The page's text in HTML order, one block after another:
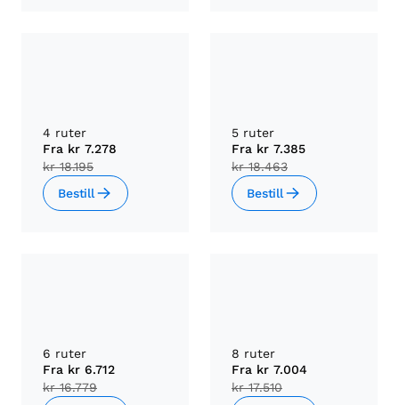
4 ruter
Fra kr 7.278
kr 18.195
Bestill
5 ruter
Fra kr 7.385
kr 18.463
Bestill
6 ruter
Fra kr 6.712
kr 16.779
8 ruter
Fra kr 7.004
kr 17.510